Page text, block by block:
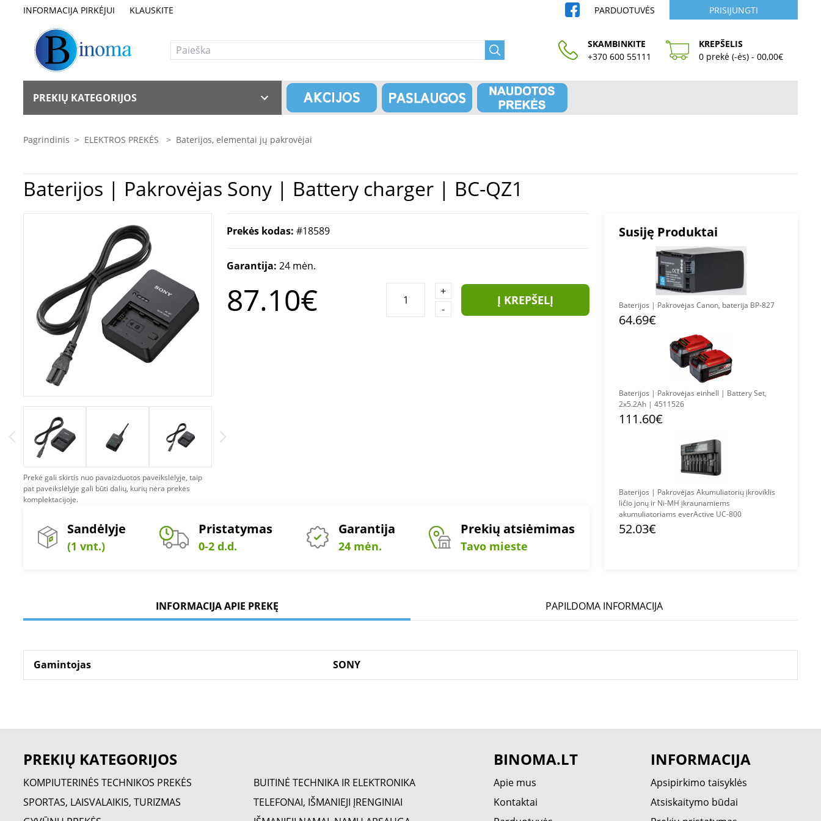
INFORMACIJA PIRKĖJUI KLAUSKITE PARDUOTUVĖS PRISIJUNGTI
SKAMBINKITE
+370 600 55111
KREPŠELIS
0 prekė (-ės) - 00,00€
PREKIŲ KATEGORIJOS
Pagrindinis > ELEKTROS PREKĖS > Baterijos, elementai jų pakrovėjai
Baterijos | Pakrovėjas Sony | Battery charger | BC-QZ1
Prekė gali skirtis nuo pavaizduotos paveikslėlyje, taip
pat paveikslėlyje gali būti dalių, kurių nėra prekės
komplektacijoje.
Prekės kodas: #18589
Garantija: 24 mėn.
87.10€
+
-
Į KREPŠELĮ
Sandėlyje
(1 vnt.)
Pristatymas
0-2 d.d.
Garantija
24 mėn.
Prekių atsiėmimas
Tavo mieste
Susiję Produktai
Baterijos | Pakrovėjas Canon, baterija BP-827
64.69€
Baterijos | Pakrovėjas einhell | Battery Set,
2x5.2Ah | 4511526
111.60€
Baterijos | Pakrovėjas Akumuliatorių įkroviklis
ličio jonų ir Ni-MH įkraunamiems
akumuliatoriams everActive UC-800
52.03€
INFORMACIJA APIE PREKĘ PAPILDOMA INFORMACIJA
Gamintojas SONY
PREKIŲ KATEGORIJOS
KOMPIUTERINĖS TECHNIKOS PREKĖS
BUITINĖ TECHNIKA IR ELEKTRONIKA
SPORTAS, LAISVALAIKIS, TURIZMAS
TELEFONAI, IŠMANIEJI ĮRENGINIAI
BINOMA.LT
Apie mus
Kontaktai
INFORMACIJA
Apsipirkimo taisyklės
Atsiskaitymo būdai